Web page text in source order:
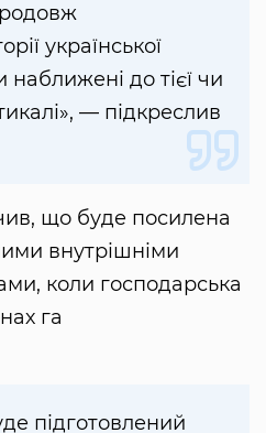
української
наближені до тієї чи
— підкреслив
що буде посилена
внутрішніми
коли господарська
га
підготовлений